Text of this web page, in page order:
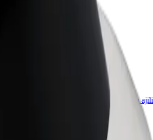
na huduma za Bolt zilizopanuliwa kwa ajili